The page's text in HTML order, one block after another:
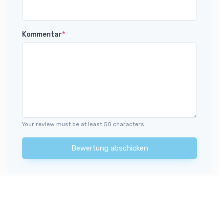
Kommentar*
Your review must be at least 50 characters.
Bewertung abschicken